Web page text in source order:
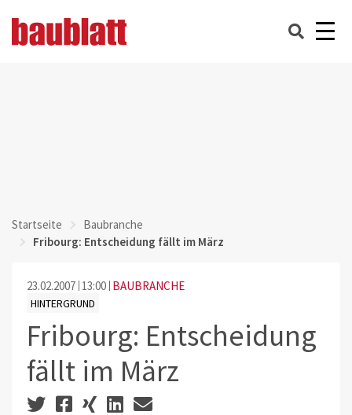
Startseite
Baubranche
Fribourg: Entscheidung fällt im März
23.02.2007 13:00 BAUBRANCHE
HINTERGRUND
Fribourg: Entscheidung
fällt im März